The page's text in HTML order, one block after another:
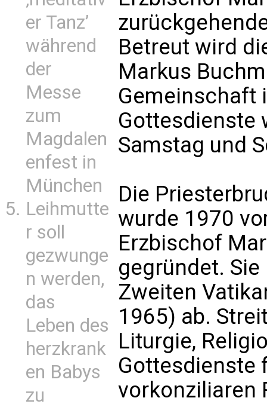
er Tanz’
während
der
Messe
zum
Magdalen
enfest in
München
Leihmutte
r soll
gezwunge
n werden,
das
Leben des
herzkrank
en Babys
zu
Betreut wird
Markus
Gemeinschaft
Gottesdienste
Samstag und
Die
wurde 1970
Erzbischof
gegründet.
Zweiten
1965) ab.
Liturgie,
Gottesdienste
vorkonziliaren